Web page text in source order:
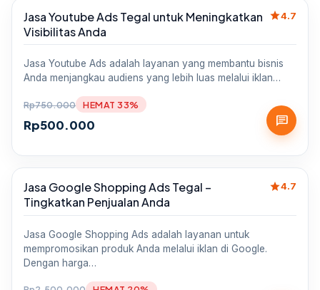
Sale
Jasa Youtube Ads Tegal untuk Meningkatkan
Visibilitas Anda
star4.7
Jasa Youtube Ads adalah layanan yang membantu bisnis
Anda menjangkau audiens yang lebih luas melalui iklan…
Rp750.000
Rp500.000
HEMAT 33%
chat
Sale
Jasa Google Shopping Ads Tegal –
Tingkatkan Penjualan Anda
star4.7
Jasa Google Shopping Ads adalah layanan untuk
mempromosikan produk Anda melalui iklan di Google.
Dengan harga…